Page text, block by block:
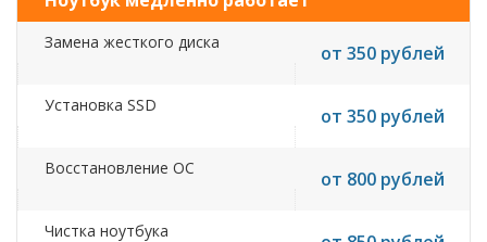
Замена жесткого диска от 350 рублей
Установка SSD от 350 рублей
Восстановление ОС от 800 рублей
Чистка ноутбука